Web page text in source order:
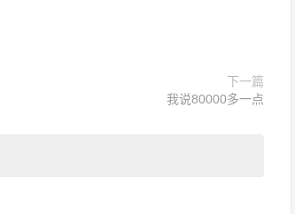
下一篇
我说80000多一点